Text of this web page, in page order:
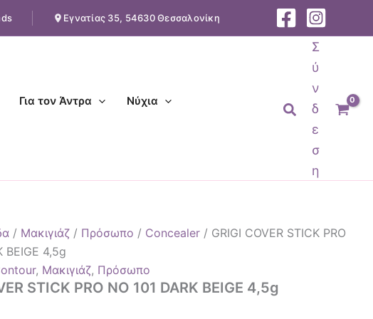
Εγνατίας 35, 54630 Θεσσαλονίκη
Για τον Άντρα Νύχια Αναζήτηση
Σ
ύ
ν
δ
ε
σ
η
/ Μακιγιάζ / Πρόσωπο / Concealer / GRIGI COVER STICK PRO
BEIGE 4,5g
, Μακιγιάζ, Πρόσωπο
STICK PRO NO 101 DARK BEIGE 4,5g